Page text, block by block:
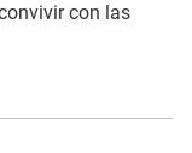
con las